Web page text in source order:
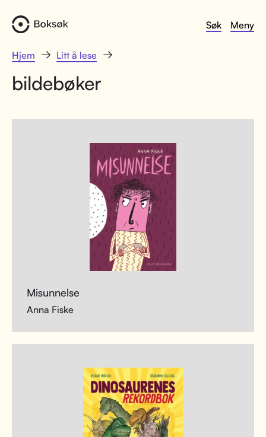
Søk Meny
Hjem Litt å lese
bildebøker
Misunnelse
Anna Fiske